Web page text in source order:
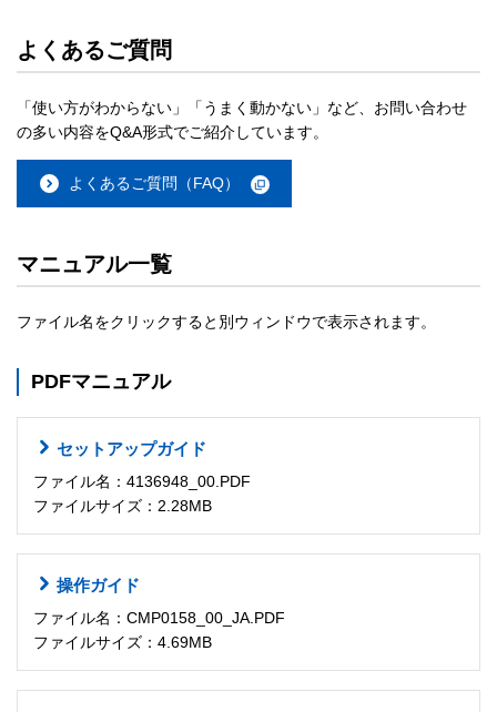
よくあるご質問
「使い方がわからない」「うまく動かない」など、お問い合わせ
の多い内容をQ&A形式でご紹介しています。
よくあるご質問（FAQ）
マニュアル一覧
ファイル名をクリックすると別ウィンドウで表示されます。
PDFマニュアル
セットアップガイド
ファイル名：4136948_00.PDF
ファイルサイズ：2.28MB
操作ガイド
ファイル名：CMP0158_00_JA.PDF
ファイルサイズ：4.69MB